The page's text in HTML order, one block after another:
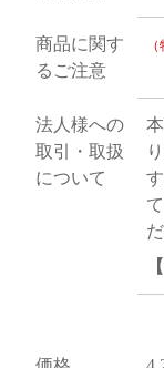
商品に関す
るご注意
法人様への
取引・取扱
について
【